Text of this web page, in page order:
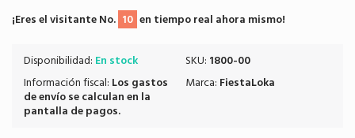
¡Eres el visitante No. 10 en tiempo real ahora mismo!
Disponibilidad: En stock
Información fiscal: Los gastos
de envíose calculan en la
pantalla de pagos.
SKU: 1800-00
Marca: FiestaLoka